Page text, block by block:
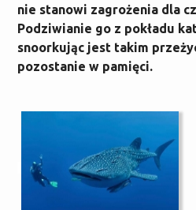
nie stanowi zagrożenia dla
Podziwianie go z pokładu
snoorkując jest takim
pozostanie w pamięci.